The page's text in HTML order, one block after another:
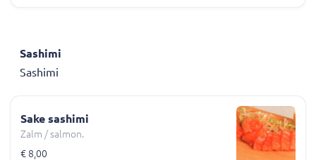
Sashimi
Sashimi
Sake sashimi
Zalm / salmon.
€ 8,00